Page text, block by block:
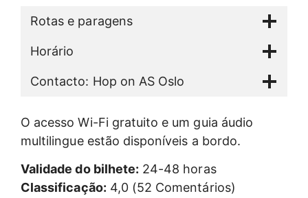
Rotas e paragens
Horário
Contacto: Hop on AS Oslo
O acesso Wi-Fi gratuito e um guia áudio
multilingue estão disponíveis a bordo.
Validade do bilhete: 24-48 horas
Classificação: 4,0 (52 Comentários)